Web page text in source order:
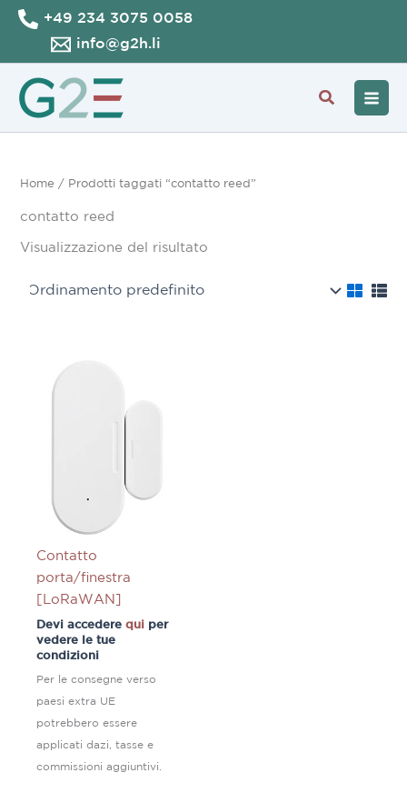
Vai
contenuto
+49 234 3075 0058
info@g2h.li
Cerca
Home / Prodotti taggati “contatto reed”
contatto reed
Visualizzazione del risultato
Contatto
porta/finestra
[LoRaWAN]
Devi accedere qui per
vedere le tue
condizioni
Per le consegne verso
paesi extra UE
potrebbero essere
applicati dazi, tasse e
commissioni aggiuntivi.